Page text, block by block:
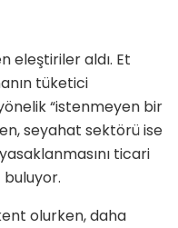
eleştiriler aldı. Et
tüketici
“istenmeyen bir
seyahat sektörü ise
ticari
buluyor.
olurken, daha